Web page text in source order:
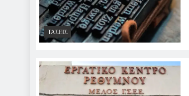
ΤΆΣΕΙΣ